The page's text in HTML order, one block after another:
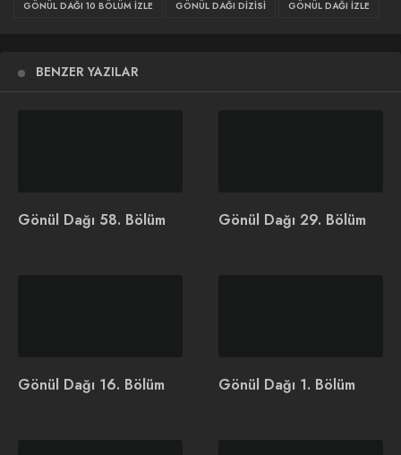
[eh_optimize_youtube_embed
GÖNÜL DAĞI 10 BÖLÜM IZLE
GÖNÜL DAĞI DIZISI GÖNÜL DAĞI IZLE
BENZER YAZILAR
Gönül Dağı 58. Bölüm Gönül Dağı 29. Bölüm
Gönül Dağı 16. Bölüm Gönül Dağı 1. Bölüm